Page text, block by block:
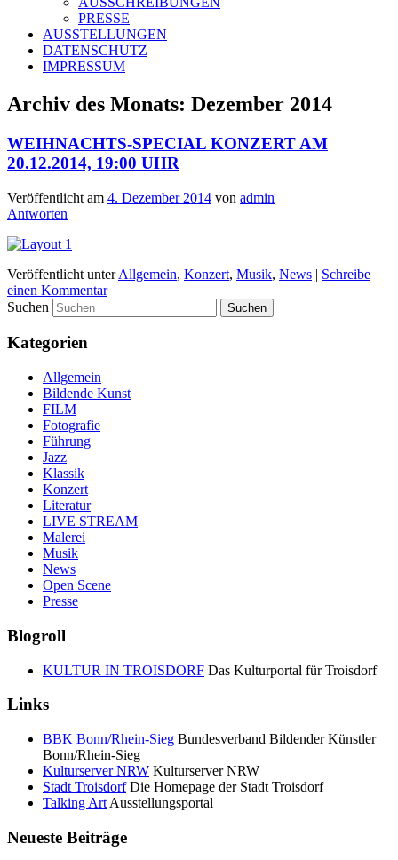
PRESSE
AUSSTELLUNGEN
DATENSCHUTZ
IMPRESSUM
Archiv des Monats: Dezember 2014
WEIHNACHTS-SPECIAL KONZERT AM
20.12.2014, 19:00 UHR
Veröffentlicht am 4. Dezember 2014 von admin
Antworten
Veröffentlicht unter Allgemein, Konzert, Musik, News | Schreibe
einen Kommentar
Suchen
Kategorien
Allgemein
Bildende Kunst
FILM
Fotografie
Führung
Jazz
Klassik
Konzert
Literatur
LIVE STREAM
Malerei
Musik
News
Open Scene
Presse
Blogroll
KULTUR IN TROISDORF Das Kulturportal für Troisdorf
Links
BBK Bonn/Rhein-Sieg Bundesverband Bildender Künstler
Bonn/Rhein-Sieg
Kulturserver NRW Kulturserver NRW
Stadt TroisdorfDie Homepage der Stadt Troisdorf
Talking Art Ausstellungsportal
Neueste Beiträge